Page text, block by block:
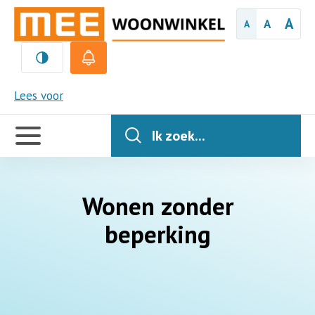
A A A
Lees voor
MEE
Handige
links
Ik zoek...
Wonen zonder
beperking